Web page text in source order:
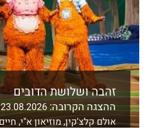
זהבה ושלושת הדובים
ההצגה הקרובה: 23.08.2026 | 10:00